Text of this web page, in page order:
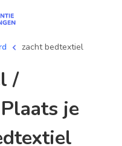
zacht bedtextiel
je